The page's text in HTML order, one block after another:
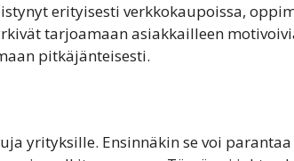
erityisesti verkkokaupoissa,
tarjoamaan asiakkailleen
pitkäjänteisesti.
yrityksille. Ensinnäkin se voi